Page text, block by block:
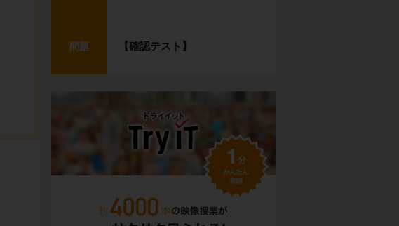
問題 【確認テスト】